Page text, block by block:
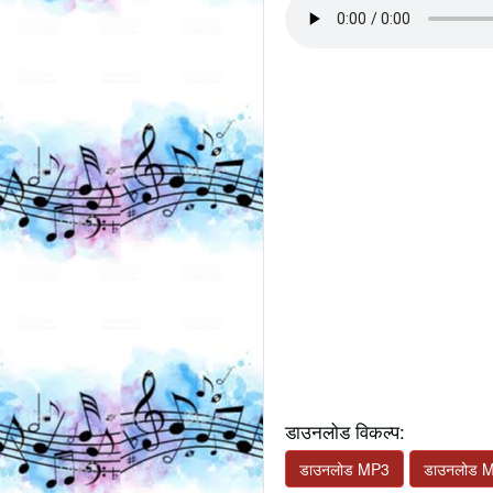
डाउनलोड विकल्प:
डाउनलोड MP3 डाउनलोड